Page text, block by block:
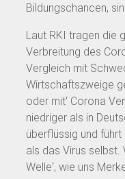
Bildungschancen,
Laut RKI tragen die
Verbreitung des
Vergleich mit
Wirtschaftszweige
oder mit‘ Corona
niedriger als in
überflüssig und
als das Virus selbst.
Welle‘, wie uns